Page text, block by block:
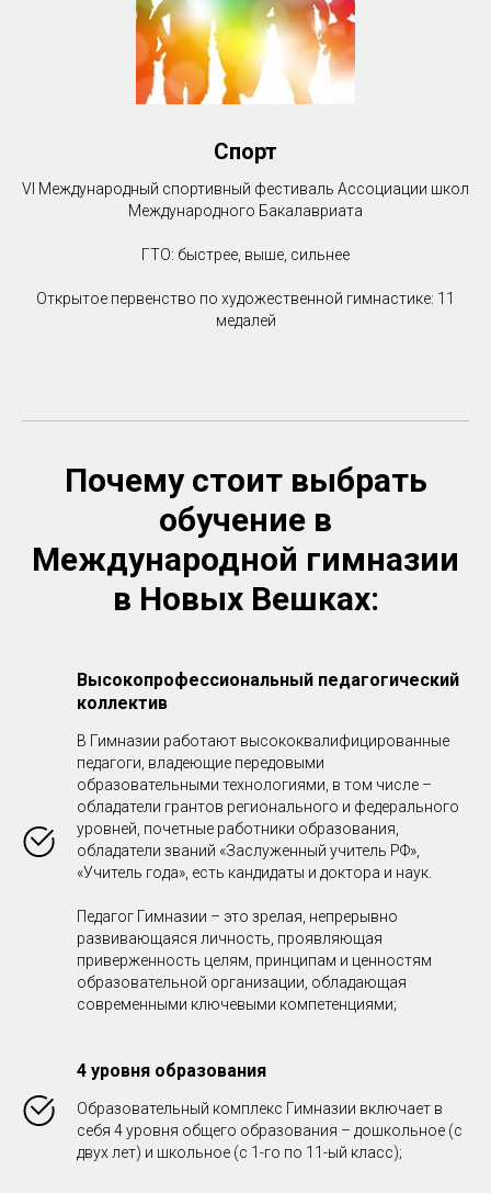
Спорт
VI Международный спортивный фестиваль Ассоциации школ
Международного Бакалавриата
ГТО: быстрее, выше, сильнее
Открытое первенство по художественной гимнастике: 11
медалей
Почему стоит выбрать
обучение в
Международной гимназии
в Новых Вешках:
Высокопрофессиональный педагогический
коллектив
В Гимназии работают высококвалифицированные
педагоги, владеющие передовыми
образовательными технологиями, в том числе –
обладатели грантов регионального и федерального
уровней, почетные работники образования,
обладатели званий «Заслуженный учитель РФ»,
«Учитель года», есть кандидаты и доктора и наук.
Педагог Гимназии – это зрелая, непрерывно
развивающаяся личность, проявляющая
приверженность целям, принципам и ценностям
образовательной организации, обладающая
современными ключевыми компетенциями;
4 уровня образования
Образовательный комплекс Гимназии включает в
себя 4 уровня общего образования – дошкольное (с
двух лет) и школьное (с 1-го по 11-ый класс);